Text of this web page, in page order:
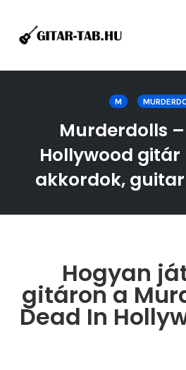
M
Murderdolls
Hollywood
akkordok, guitar
Hogyan
gitáron a
Dead In